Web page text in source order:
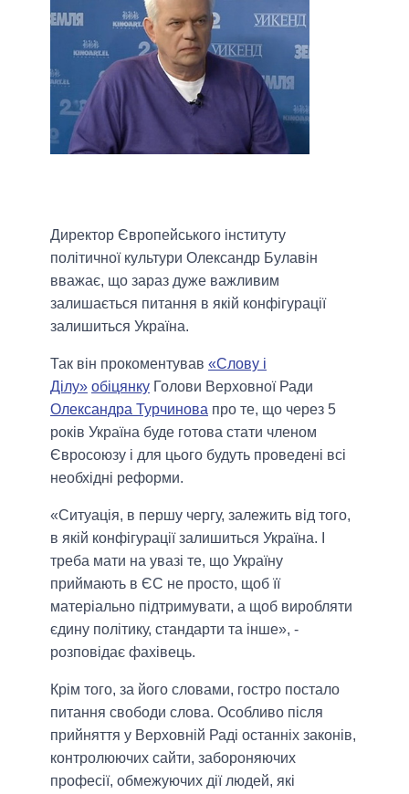
Директор Європейського інституту
політичної культури Олександр Булавін
вважає, що зараз дуже важливим
залишається питання в якій конфігурації
залишиться Україна.
Так він прокоментував «Слову і
Ділу» обіцянку Голови Верховної Ради
Олександра Турчинова про те, що через 5
років Україна буде готова стати членом
Євросоюзу і для цього будуть проведені всі
необхідні реформи.
«Ситуація, в першу чергу, залежить від того,
в якій конфігурації залишиться Україна. І
треба мати на увазі те, що Україну
приймають в ЄС не просто, щоб її
матеріально підтримувати, а щоб виробляти
єдину політику, стандарти та інше», -
розповідає фахівець.
Крім того, за його словами, гостро постало
питання свободи слова. Особливо після
прийняття у Верховній Раді останніх законів,
контролюючих сайти, забороняючих
професії, обмежуючих дії людей, які